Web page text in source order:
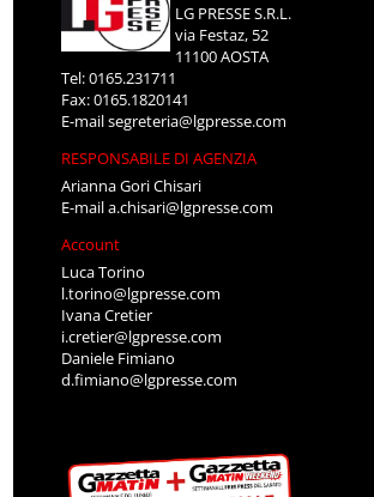
LG PRESSE S.R.L.
via Festaz, 52
11100 AOSTA
Tel: 0165.231711
Fax: 0165.1820141
E-mailsegreteria@lgpresse.com
RESPONSABILE DI AGENZIA
Arianna Gori Chisari
E-maila.chisari@lgpresse.com
Account
Luca Torino
l.torino@lgpresse.com
Ivana Cretier
i.cretier@lgpresse.com
Daniele Fimiano
d.fimiano@lgpresse.com